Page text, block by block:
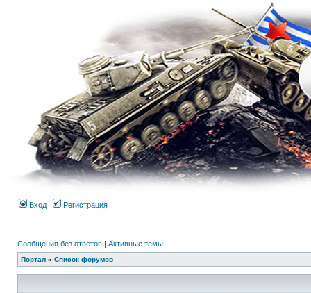
Вход Регистрация
Сообщения без ответов | Активные темы
Портал » Список форумов